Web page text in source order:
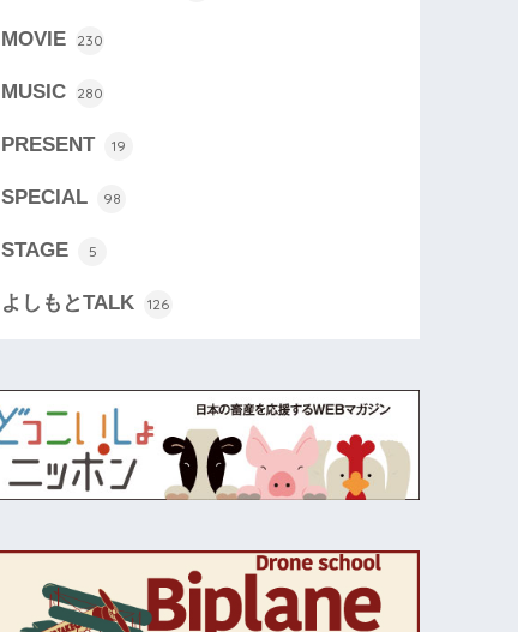
MOVIE 230
MUSIC 280
PRESENT 19
SPECIAL 98
STAGE 5
よしもとTALK 126